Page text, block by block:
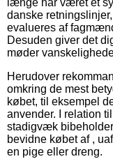
længe har været et
danske
evalueres af
Desuden giver det
møder
Herudover
omkring de mest
købet, til eksempel
anvender. I relation
stadigvæk
bevidne købet af ,
en pige eller dreng.